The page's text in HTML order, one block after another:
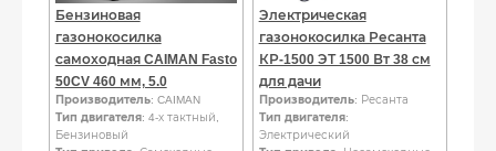
Бензиновая
газонокосилка
самоходная CAIMAN Fasto
50CV 460 мм, 5.0
Производитель: CAIMAN
Тип двигателя: 4-х тактный,
Бензиновый
Электрическая
газонокосилка Ресанта
КР-1500 ЭТ 1500 Вт 38 см
для дачи
Производитель: Ресанта
Тип двигателя:
Электрический